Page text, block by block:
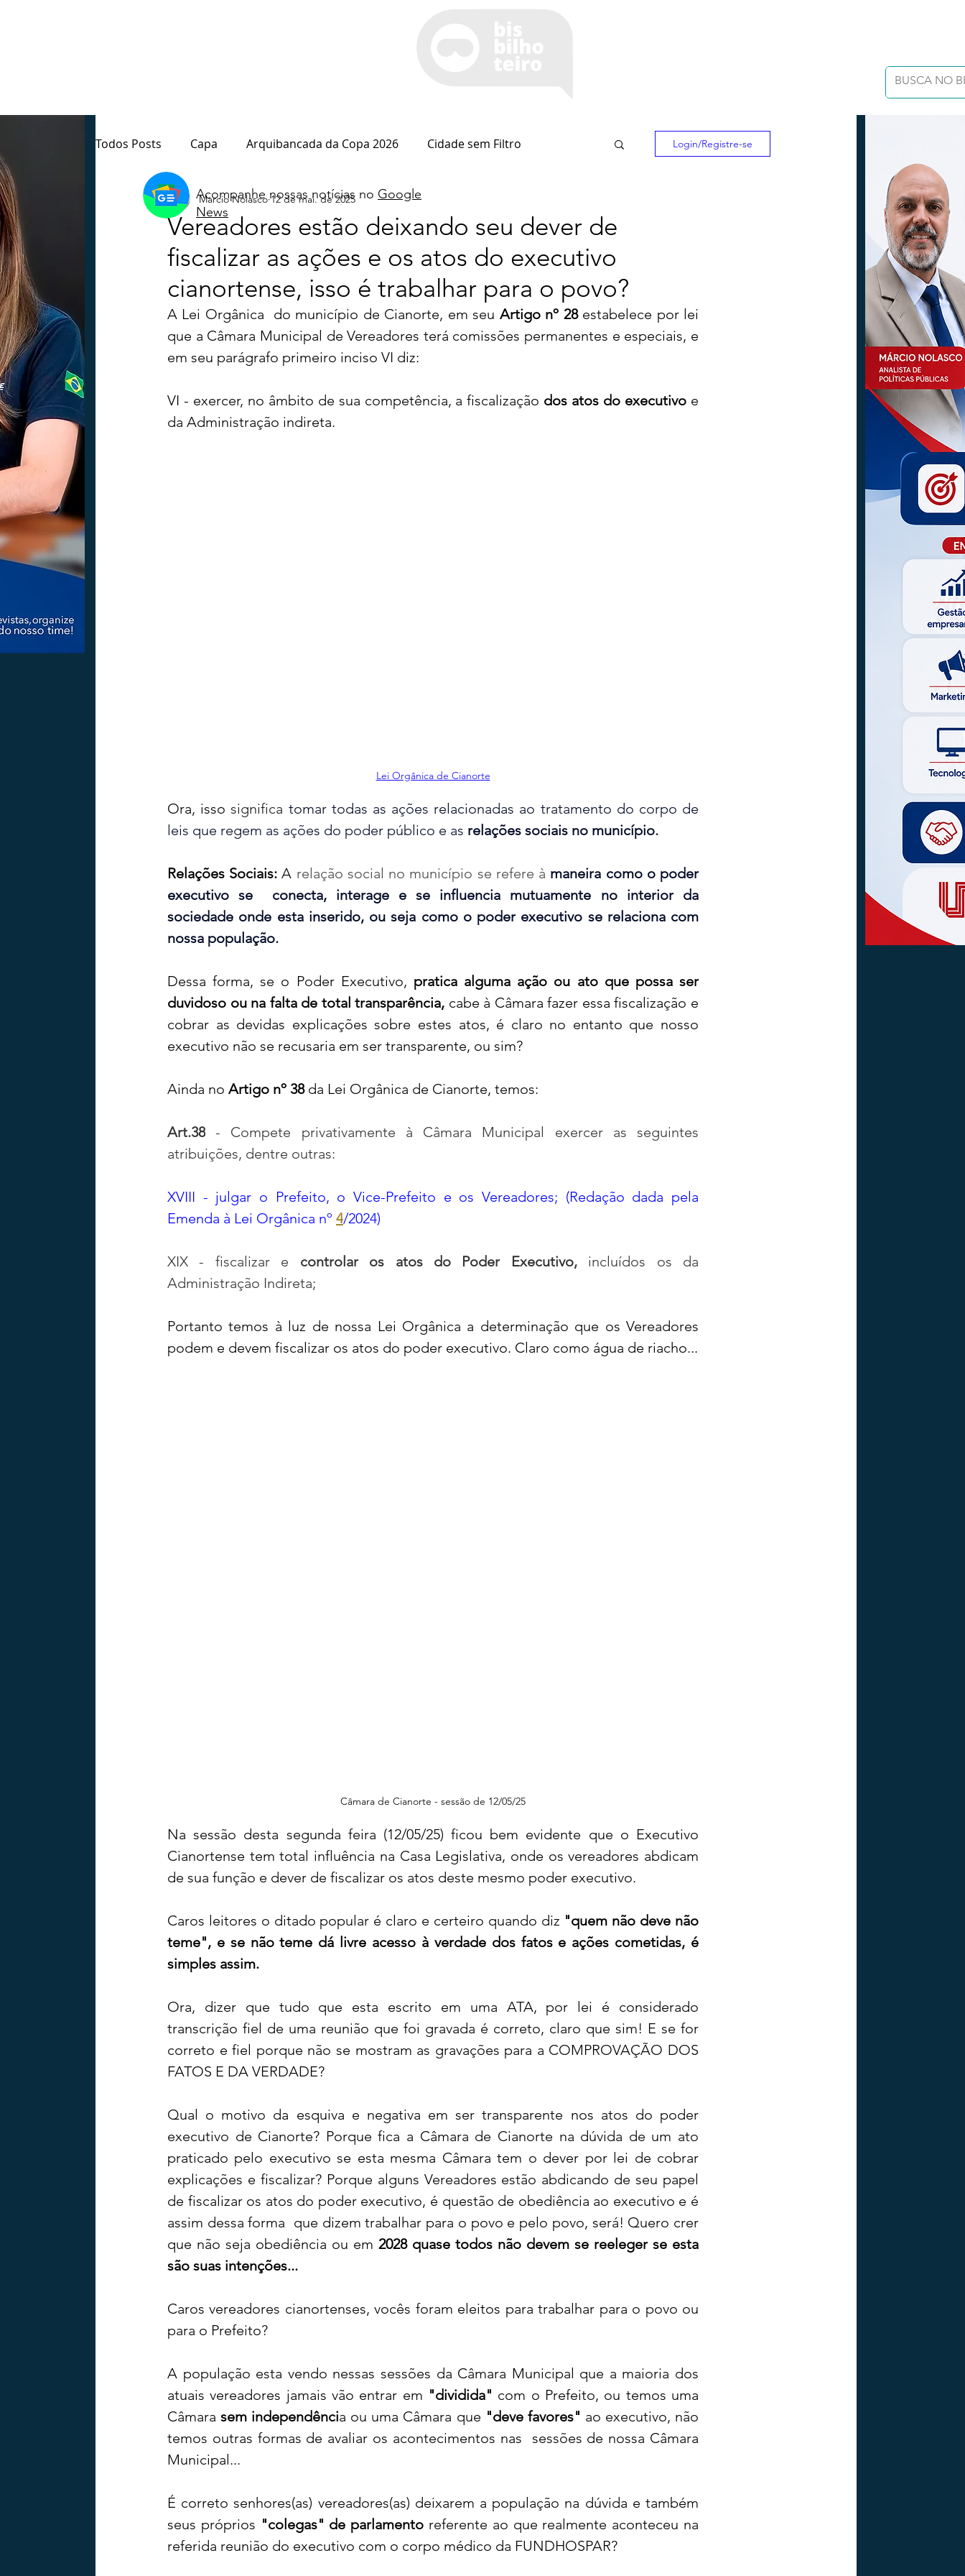
Todos Posts Capa Arquibancada da Copa 2026 Cidade sem Filtro
Quarto Poder Sala de Redação Espaço Itaipu
Destaque Paraná Política Esportes Coluna do Nolasco
Notas do Motta Coluna André Marsiglia (Im)pertinências Economia
Coluna Beto Nabhan Vinhos com Bruxo
Login/Registre-se
Vereadores estão deixando seu dever de
fiscalizar as ações e os atos do executivo
cianortense, isso é trabalhar para o povo?
Marcio Nolasco 12 de mai. de 2025
A Lei Orgânica  do município de Cianorte, em seu Artigo nº 28 estabelece por lei
que a Câmara Municipal de Vereadores terá comissões permanentes e especiais, e
em seu parágrafo primeiro inciso VI diz:
VI - exercer, no âmbito de sua competência, a fiscalização dos atos do executivo e
da Administração indireta.
Lei Orgânica de Cianorte
Ora, isso significa tomar todas as ações relacionadas ao tratamento do corpo de
leis que regem as ações do poder público e as relações sociais no município.
Relações Sociais: A relação social no município se refere à maneira como o poder
executivo se  conecta, interage e se influencia mutuamente no interior da
sociedade onde esta inserido, ou seja como o poder executivo se relaciona com
nossa população.
Dessa forma, se o Poder Executivo, pratica alguma ação ou ato que possa ser
duvidoso ou na falta de total transparência, cabe à Câmara fazer essa fiscalização e
cobrar as devidas explicações sobre estes atos, é claro no entanto que nosso
executivo não se recusaria em ser transparente, ou sim?
Ainda no Artigo nº 38 da Lei Orgânica de Cianorte, temos:
Art.38 - Compete privativamente à Câmara Municipal exercer as seguintes
atribuições, dentre outras:
XVIII - julgar o Prefeito, o Vice-Prefeito e os Vereadores; (Redação dada pela
Emenda à Lei Orgânica nº 4/2024)
XIX - fiscalizar e controlar os atos do Poder Executivo, incluídos os da
Administração Indireta;
Portanto temos à luz de nossa Lei Orgânica a determinação que os Vereadores
podem e devem fiscalizar os atos do poder executivo. Claro como água de riacho...
Câmara de Cianorte - sessão de 12/05/25
Na sessão desta segunda feira (12/05/25) ficou bem evidente que o Executivo
Cianortense tem total influência na Casa Legislativa, onde os vereadores abdicam
de sua função e dever de fiscalizar os atos deste mesmo poder executivo.
Caros leitores o ditado popular é claro e certeiro quando diz "quem não deve não
teme", e se não teme dá livre acesso à verdade dos fatos e ações cometidas, é
simples assim.
Ora, dizer que tudo que esta escrito em uma ATA, por lei é considerado
transcrição fiel de uma reunião que foi gravada é correto, claro que sim! E se for
correto e fiel porque não se mostram as gravações para a COMPROVAÇÃO DOS
FATOS E DA VERDADE?
Qual o motivo da esquiva e negativa em ser transparente nos atos do poder
executivo de Cianorte? Porque fica a Câmara de Cianorte na dúvida de um ato
praticado pelo executivo se esta mesma Câmara tem o dever por lei de cobrar
explicações e fiscalizar? Porque alguns Vereadores estão abdicando de seu papel
de fiscalizar os atos do poder executivo, é questão de obediência ao executivo e é
assim dessa forma  que dizem trabalhar para o povo e pelo povo, será! Quero crer
que não seja obediência ou em 2028 quase todos não devem se reeleger se esta
são suas intenções...
Caros vereadores cianortenses, vocês foram eleitos para trabalhar para o povo ou
para o Prefeito?
A população esta vendo nessas sessões da Câmara Municipal que a maioria dos
atuais vereadores jamais vão entrar em "dividida" com o Prefeito, ou temos uma
Câmara sem independência ou uma Câmara que "deve favores" ao executivo, não
temos outras formas de avaliar os acontecimentos nas  sessões de nossa Câmara
Municipal...
É correto senhores(as) vereadores(as) deixarem a população na dúvida e também
seus próprios "colegas" de parlamento referente ao que realmente aconteceu na
referida reunião do executivo com o corpo médico da FUNDHOSPAR?
Acompanhe nossas notícias no Google
News